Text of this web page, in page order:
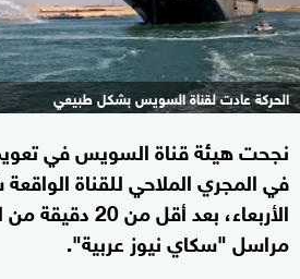
الحركة عادت لقناة السويس بشكل طبيعي
نجحت هيئة قناة السويس في
في المجري الملاحي للقناة
الأربعاء، بعد
مراسل "سكاي نيوز عربية".